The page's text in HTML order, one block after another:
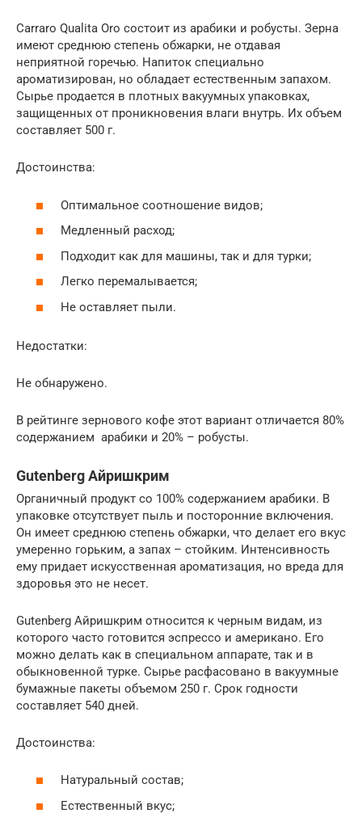
Carraro Qualita Oro состоит из арабики и робусты. Зерна
имеют среднюю степень обжарки, не отдавая
неприятной горечью. Напиток специально
ароматизирован, но обладает естественным запахом.
Сырье продается в плотных вакуумных упаковках,
защищенных от проникновения влаги внутрь. Их объем
составляет 500 г.
Достоинства:
Оптимальное соотношение видов;
Медленный расход;
Подходит как для машины, так и для турки;
Легко перемалывается;
Не оставляет пыли.
Недостатки:
Не обнаружено.
В рейтинге зернового кофе этот вариант отличается 80%
содержанием арабики и 20% – робусты.
Gutenberg Айришкрим
Органичный продукт со 100% содержанием арабики. В
упаковке отсутствует пыль и посторонние включения.
Он имеет среднюю степень обжарки, что делает его вкус
умеренно горьким, а запах – стойким. Интенсивность
ему придает искусственная ароматизация, но вреда для
здоровья это не несет.
Gutenberg Айришкрим относится к черным видам, из
которого часто готовится эспрессо и американо. Его
можно делать как в специальном аппарате, так и в
обыкновенной турке. Сырье расфасовано в вакуумные
бумажные пакеты объемом 250 г. Срок годности
составляет 540 дней.
Достоинства:
Натуральный состав;
Естественный вкус;